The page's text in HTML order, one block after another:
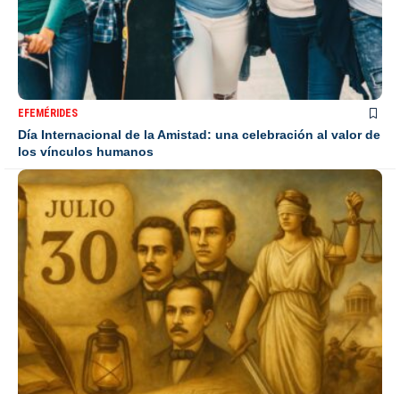
EFEMÉRIDES
Día Internacional de la Amistad: una celebración al valor de
los vínculos humanos